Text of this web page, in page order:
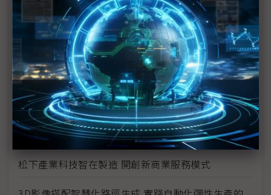
Aerotech將於自動化展發表最新運動控制平台
Automation1
泓格優化智慧化系統架構 協助製造業者跨出轉型第一
步
匯聚雲端、5G、AIoT 戰力，大幅加速智慧製造進程
志聖工業創立嶄新工廠生態 提供智能化設備
松下產業科技智在製造 開創新商業服務模式